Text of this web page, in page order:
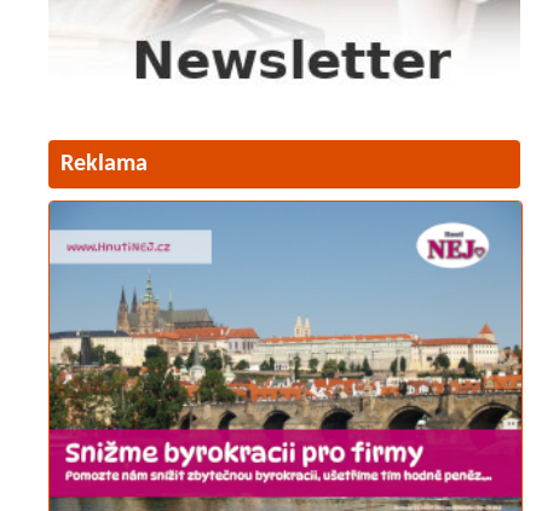
Reklama